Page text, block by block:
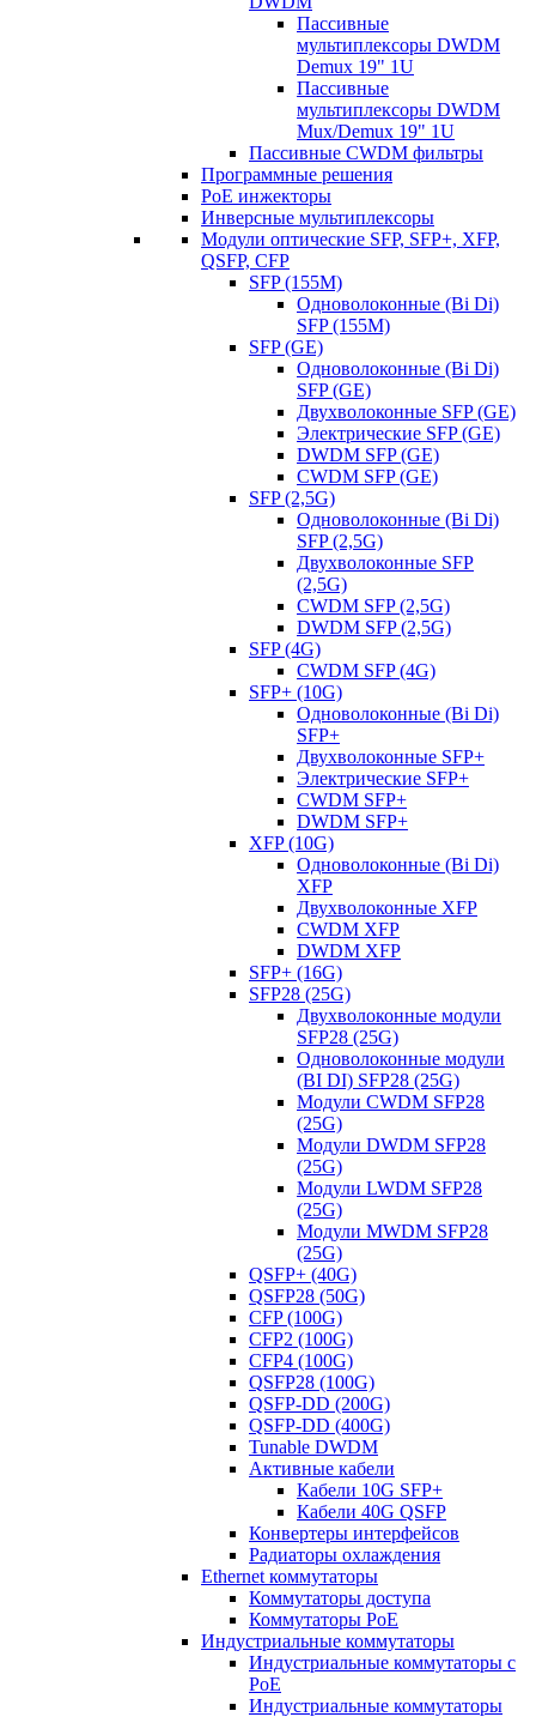
Пассивные
мультиплексоры DWDM
Demux 19" 1U
Пассивные
мультиплексоры DWDM
Mux/Demux 19" 1U
Пассивные CWDM фильтры
Программные решения
PoE инжекторы
Инверсные мультиплексоры
Модули оптические SFP, SFP+, XFP,
QSFP, CFP
SFP (155M)
Одноволоконные (Bi Di)
SFP (155M)
SFP (GE)
Одноволоконные (Bi Di)
SFP (GE)
Двухволоконные SFP (GE)
Электрические SFP (GE)
DWDM SFP (GE)
CWDM SFP (GE)
SFP (2,5G)
Одноволоконные (Bi Di)
SFP (2,5G)
Двухволоконные SFP
(2,5G)
CWDM SFP (2,5G)
DWDM SFP (2,5G)
SFP (4G)
CWDM SFP (4G)
SFP+ (10G)
Одноволоконные (Bi Di)
SFP+
Двухволоконные SFP+
Электрические SFP+
CWDM SFP+
DWDM SFP+
XFP (10G)
Одноволоконные (Bi Di)
XFP
Двухволоконные XFP
CWDM XFP
DWDM XFP
SFP+ (16G)
SFP28 (25G)
Двухволоконные модули
SFP28 (25G)
Одноволоконные модули
(BI DI) SFP28 (25G)
Модули CWDM SFP28
(25G)
Модули DWDM SFP28
(25G)
Модули LWDM SFP28
(25G)
Модули MWDM SFP28
(25G)
QSFP+ (40G)
QSFP28 (50G)
CFP (100G)
CFP2 (100G)
CFP4 (100G)
QSFP28 (100G)
QSFP-DD (200G)
QSFP-DD (400G)
Tunable DWDM
Активные кабели
Кабели 10G SFP+
Кабели 40G QSFP
Конвертеры интерфейсов
Радиаторы охлаждения
Ethernet коммутаторы
Коммутаторы доступа
Коммутаторы PoE
Индустриальные коммутаторы
Индустриальные коммутаторы с
PoE
Индустриальные коммутаторы